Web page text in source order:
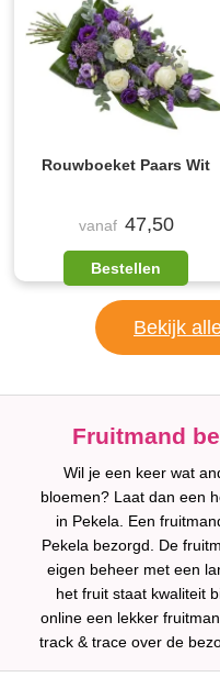
Rouwboeket Paars Wit
vanaf 47,50
Bestellen
Bekijk
Fruitmand
Wil je een keer wat
bloemen? Laat dan een
in Pekela. Een
Pekela bezorgd. De
eigen beheer met een
het fruit staat kwaliteit
online een lekker
track & trace over de